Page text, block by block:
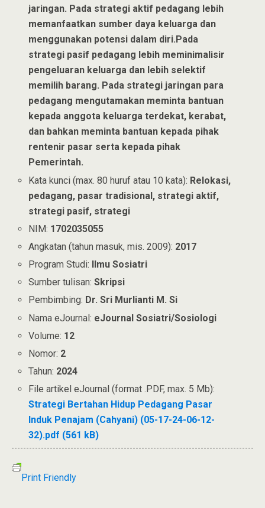
jaringan. Pada strategi aktif pedagang lebih
memanfaatkan sumber daya keluarga dan
menggunakan potensi dalam diri.Pada
strategi pasif pedagang lebih meminimalisir
pengeluaran keluarga dan lebih selektif
memilih barang. Pada strategi jaringan para
pedagang mengutamakan meminta bantuan
kepada anggota keluarga terdekat, kerabat,
dan bahkan meminta bantuan kepada pihak
rentenir pasar serta kepada pihak
Pemerintah.
Kata kunci (max. 80 huruf atau 10 kata): Relokasi,
pedagang, pasar tradisional, strategi aktif,
strategi pasif, strategi
NIM: 1702035055
Angkatan (tahun masuk, mis. 2009): 2017
Program Studi: Ilmu Sosiatri
Sumber tulisan:Skripsi
Pembimbing: Dr. Sri Murlianti M. Si
Nama eJournal: eJournal Sosiatri/Sosiologi
Volume: 12
Nomor: 2
Tahun: 2024
File artikel eJournal (format .PDF, max. 5 Mb):
Strategi Bertahan Hidup Pedagang Pasar
Induk Penajam (Cahyani) (05-17-24-06-12-
32).pdf (561 kB)
Print Friendly